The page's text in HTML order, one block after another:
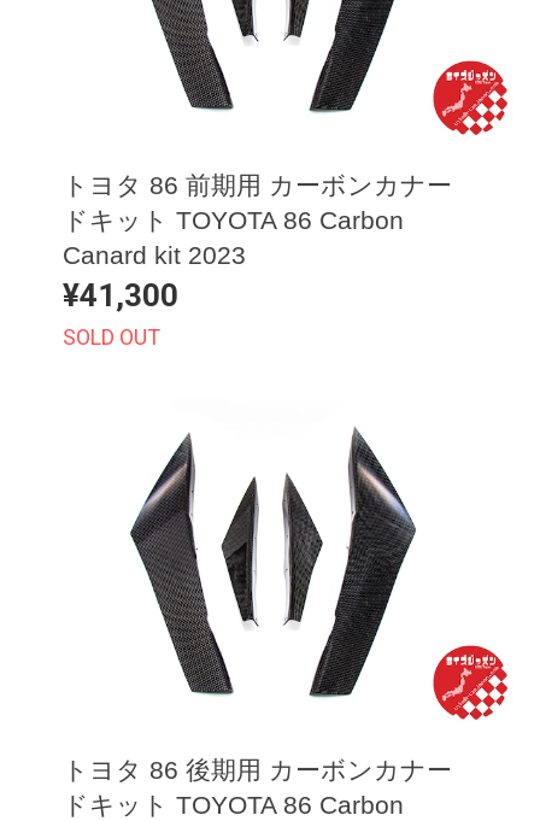
トヨタ 86 前期用 カーボンカナー
ドキット TOYOTA 86 Carbon
Canard kit 2023
¥41,300
SOLD OUT
トヨタ 86 後期用 カーボンカナー
ドキット TOYOTA 86 Carbon